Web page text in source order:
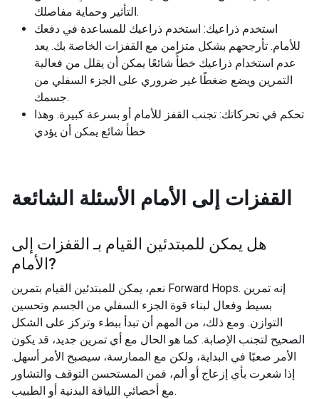
التأثير وحماية مفاصلك.
استخدم ذراعيك: استخدم ذراعيك للمساعدة في دفعك
للأمام. تأرجحهم بشكل متزامن مع القفزات الخاصة بك. يعد
عدم استخدام ذراعيك خطأً شائعًا يمكن أن يقلل من فعالية
التمرين ويضع ضغطًا غير ضروري على الجزء السفلي من
جسمك.
تحكم في تحركاتك: تجنب القفز للأمام أو بسرعة كبيرة. وهذا
خطأ شائع يمكن أن يؤدي
القفزات إلى الأمام الأسئلة الشائعة
هل يمكن للمبتدئين القيام بـ القفزات إلى
الأمام?
نعم، يمكن للمبتدئين القيام بتمرين Forward Hops. إنه تمرين
بسيط وفعال لبناء قوة الجزء السفلي من الجسم وتحسين
التوازن. ومع ذلك، من المهم أن تبدأ ببطء وتركز على الشكل
الصحيح لتجنب الإصابة. كما هو الحال مع أي تمرين جديد، قد يكون
الأمر صعبًا في البداية، ولكن مع الممارسة، سيصبح الأمر أسهل.
إذا شعرت بأي إزعاج أو ألم، فمن المستحسن التوقف والتشاور
مع أخصائي اللياقة البدنية أو الطبيب.